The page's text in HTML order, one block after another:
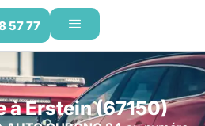
57 77
à Erstein (67150)